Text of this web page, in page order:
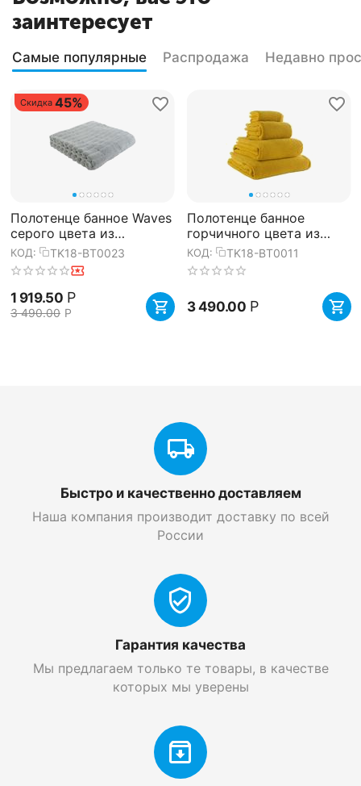
заинтересует
Самые популярные Распродажа Недавно
Скидка 45%
Полотенце банное Waves
серого цвета из
коллекции Essential,
70х140 см, Tkano
КОД: TK18-BT0023
1 919.50 Р
3 490.00 Р
Полотенце банное
горчичного цвета из
коллекции Essential,
70х140 см, Tkano
КОД: TK18-BT0011
3 490.00 Р
Быстро и качественно доставляем
Наша компания производит доставку по всей
России
Гарантия качества
Мы предлагаем только те товары, в качестве
которых мы уверены